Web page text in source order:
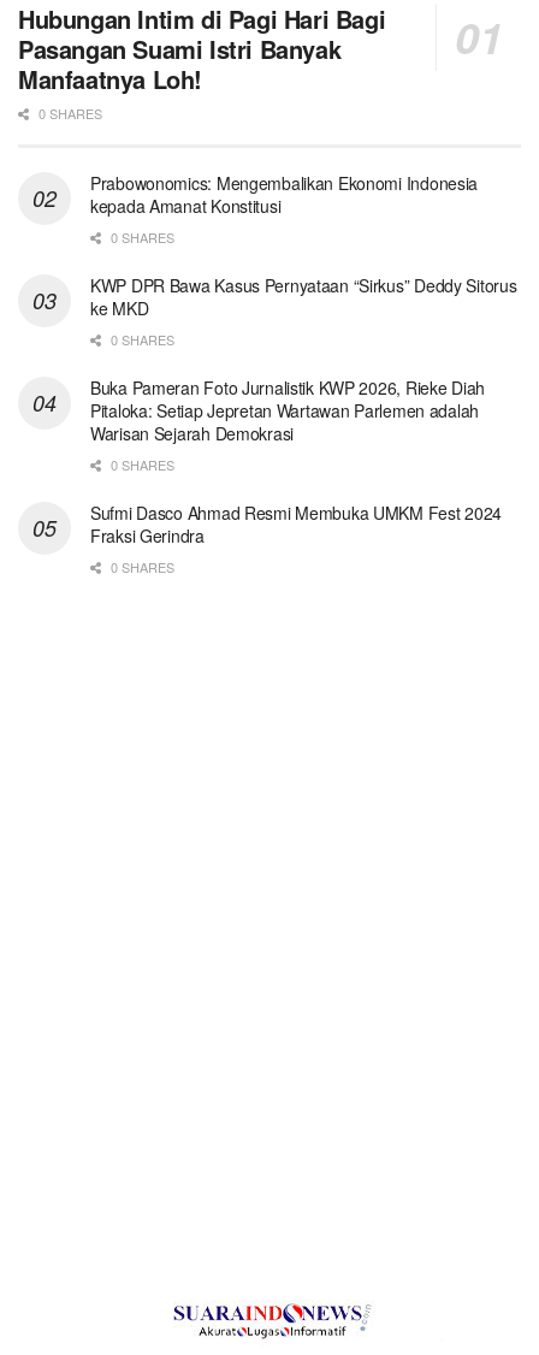
Hubungan Intim di Pagi Hari Bagi
Pasangan Suami Istri Banyak
Manfaatnya Loh!
0 SHARES
Prabowonomics: Mengembalikan Ekonomi Indonesia
kepada Amanat Konstitusi
0 SHARES
KWP DPR Bawa Kasus Pernyataan “Sirkus” Deddy Sitorus
ke MKD
0 SHARES
Buka Pameran Foto Jurnalistik KWP 2026, Rieke Diah
Pitaloka: Setiap Jepretan Wartawan Parlemen adalah
Warisan Sejarah Demokrasi
0 SHARES
Sufmi Dasco Ahmad Resmi Membuka UMKM Fest 2024
Fraksi Gerindra
0 SHARES